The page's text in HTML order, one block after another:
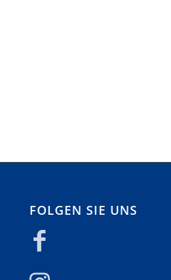
FOLGEN SIE UNS